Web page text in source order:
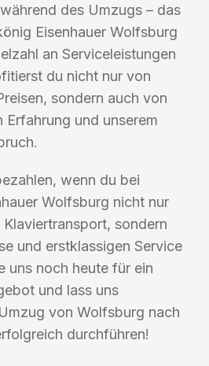
des Umzugs – das
Eisenhauer Wolfsburg
an Serviceleistungen
du nicht nur von
sondern auch von
Erfahrung und unserem
wenn du bei
Wolfsburg nicht nur
sondern
und erstklassigen Service
uns noch heute für ein
und lass uns
von Wolfsburg nach
durchführen!